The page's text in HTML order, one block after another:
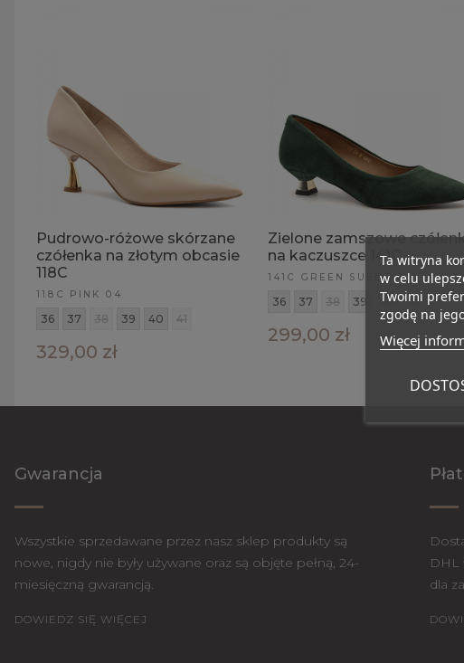
Pudrowo-różowe skórzane
czółenka na złotym obcasie
118C
118C PINK 04
36 37 38 39 40 41
329,00 zł
Zielone zamszowe
na kaczuszce 141C
141C GREEN SUEDE 2
36 37 38 39 40 41
299,00 zł
Gwarancja
Wszystkie sprzedawane przez nasz sklep produkty są
nowe, nigdy nie były używane oraz są objęte pełną, 24-
miesięczną gwarancją.
DOWIEDZ SIĘ WIĘCEJ
DHL
dla
Ta witryna
w celu
Twoimi
zgodę na
Więcej